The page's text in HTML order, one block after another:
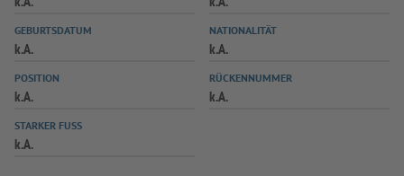
SPIELPLUS
GEBURTSDATUM
k.A.
NATIONALITÄT
k.A.
POSITION
k.A.
RÜCKENNUMMER
k.A.
STARKER FUSS
k.A.